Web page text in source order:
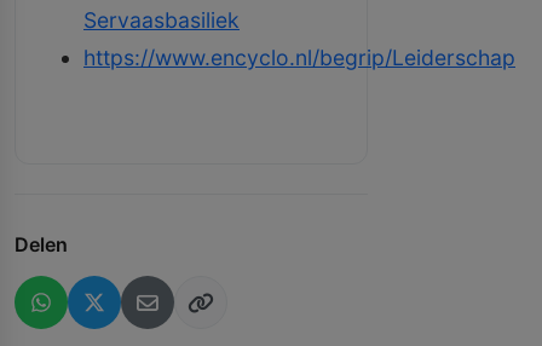
Servaasbasiliek
https://www.encyclo.nl/begrip/Leiderschap
Delen